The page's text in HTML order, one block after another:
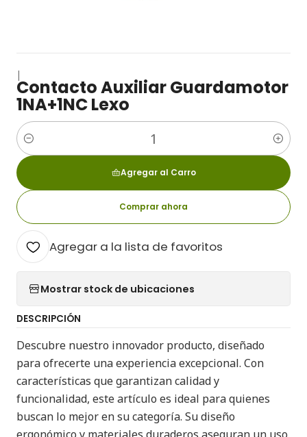
|
Contacto Auxiliar Guardamotor
1NA+1NC Lexo
Cantidad
Agregar al Carro
Comprar ahora
Agregar a la lista de favoritos
Mostrar stock de ubicaciones
DESCRIPCIÓN
Descubre nuestro innovador producto, diseñado
para ofrecerte una experiencia excepcional. Con
características que garantizan calidad y
funcionalidad, este artículo es ideal para quienes
buscan lo mejor en su categoría. Su diseño